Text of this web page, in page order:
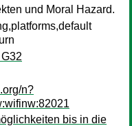
und Moral Hazard.
n?
bis in die